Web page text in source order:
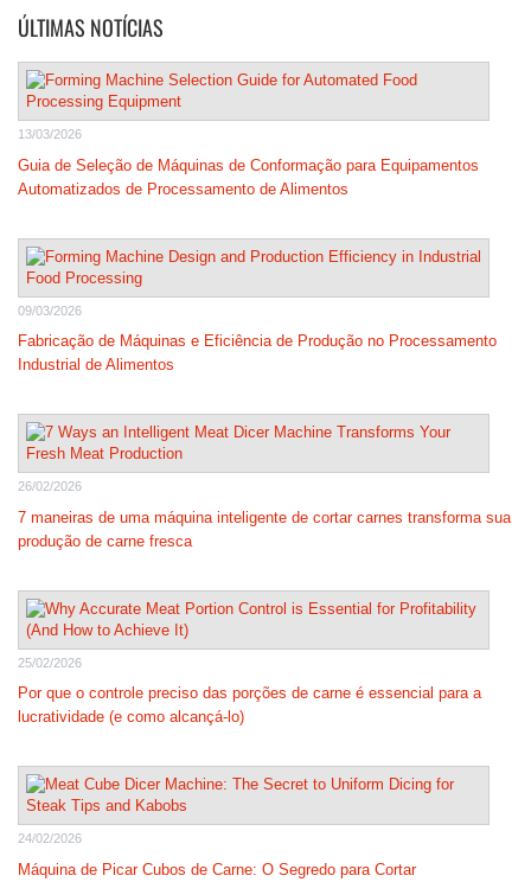
ÚLTIMAS NOTÍCIAS
13/03/2026
Guia de Seleção de Máquinas de Conformação para Equipamentos
Automatizados de Processamento de Alimentos
09/03/2026
Fabricação de Máquinas e Eficiência de Produção no Processamento
Industrial de Alimentos
26/02/2026
7 maneiras de uma máquina inteligente de cortar carnes transforma sua
produção de carne fresca
25/02/2026
Por que o controle preciso das porções de carne é essencial para a
lucratividade (e como alcançá-lo)
24/02/2026
Máquina de Picar Cubos de Carne: O Segredo para Cortar